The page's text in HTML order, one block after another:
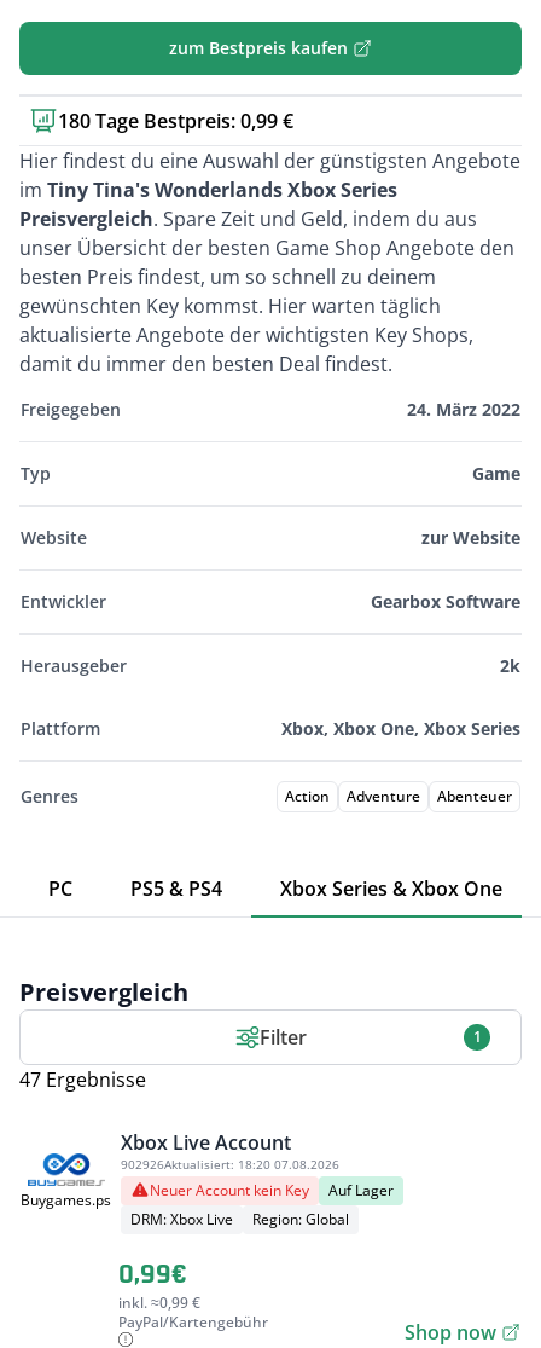
zum Bestpreis kaufen
180 Tage Bestpreis: 0,99 €
Kurzbeschreibung
Hier findest du eine Auswahl der günstigsten Angebote
im Tiny Tina's Wonderlands Xbox Series
Preisvergleich. Spare Zeit und Geld, indem du aus
unser Übersicht der besten Game Shop Angebote den
besten Preis findest, um so schnell zu deinem
gewünschten Key kommst. Hier warten täglich
aktualisierte Angebote der wichtigsten Key Shops,
damit du immer den besten Deal findest.
Freigegeben 24. März 2022
Typ Game
Website zur Website
Entwickler Gearbox Software
Herausgeber 2k
Plattform Xbox, Xbox One, Xbox Series
Genres Action Adventure Abenteuer
PC PS5 & PS4 Xbox Series & Xbox One
Preisvergleich
Filter 1
47 Ergebnisse
Buygames.ps
Xbox Live Account
902926Aktualisiert: 18:20 07.08.2026
Neuer Account kein Key
Auf Lager
DRM: Xbox Live
Region: Global
0,99€
inkl. ≈0,99 €
PayPal/Kartengebühr
Shop now